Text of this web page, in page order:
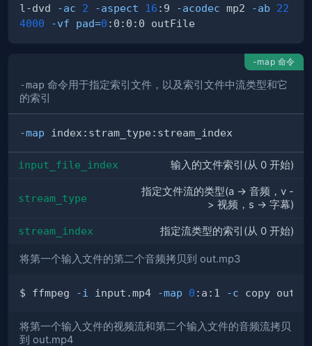
l-dvd
-ac 2 -aspect 16 :9 -acodec mp2 -ab
22
4000
-vf pad=0
-map 命令
-map 命令用于指定索引文件，以及索引文件中流类型和它
的索引
-map
input_file_index 输入的文件索引(从 0 开始)
stream_type
指定文件流的类型(a -> 音频，v -
> 视频，s -> 字幕)
stream_index 指定流类型的索引(从 0 开始)
将第一个输入文件的第二个音频拷贝到 out.mp3
$ ffmpeg -i input.mp4 -map 0 :a:1 -c
将第一个输入文件的视频流和第二个输入文件的音频流拷贝
到 out.mp4